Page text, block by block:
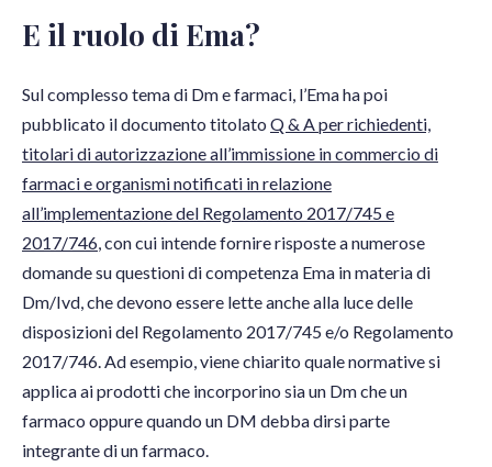
E il ruolo di Ema?
Sul complesso tema di Dm e farmaci, l’Ema ha poi
pubblicato il documento titolato Q & A per richiedenti,
titolari di autorizzazione all’immissione in commercio di
farmaci e organismi notificati in relazione
all’implementazione del Regolamento 2017/745 e
2017/746, con cui intende fornire risposte a numerose
domande su questioni di competenza Ema in materia di
Dm/Ivd, che devono essere lette anche alla luce delle
disposizioni del Regolamento 2017/745 e/o Regolamento
2017/746. Ad esempio, viene chiarito quale normative si
applica ai prodotti che incorporino sia un Dm che un
farmaco oppure quando un DM debba dirsi parte
integrante di un farmaco.